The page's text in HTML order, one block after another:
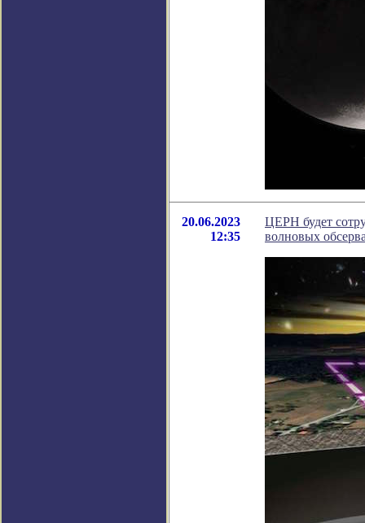
20.06.2023
12:35
ЦЕРН будет
волновых